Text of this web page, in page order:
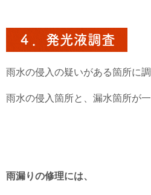
４．発光液調査
雨水の侵入の疑いがある箇所に
雨水の侵入箇所と、漏水箇所が一
雨漏りの修理には、